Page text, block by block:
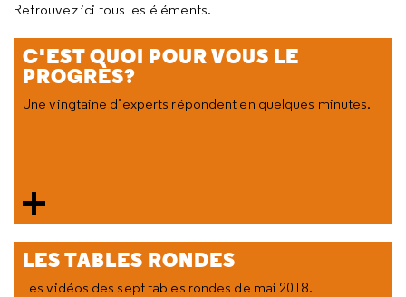
Retrouvez ici tous les éléments.
C'EST QUOI POUR VOUS LE
PROGRÈS?
Une vingtaine d’experts répondent en quelques minutes.
LES TABLES RONDES
Les vidéos des sept tables rondes de mai 2018.